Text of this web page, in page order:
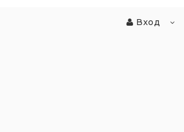
Вход